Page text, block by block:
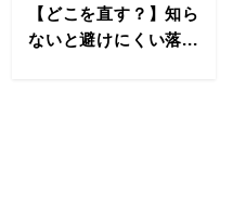
【どこを直す？】知ら
ないと避けにくい落...